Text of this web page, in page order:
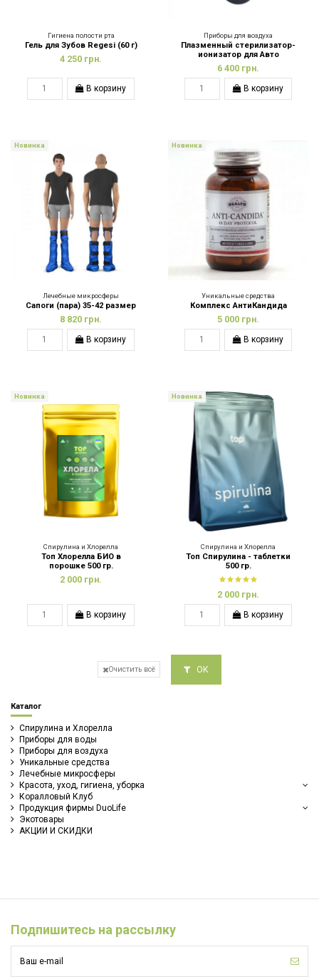
Гигиена полости рта
Гель для Зубов Regesi (60 г)
4 250 грн.
В корзину
Приборы для воздуха
Плазменный стерилизатор-
ионизатор для Авто
6 400 грн.
В корзину
Новинка
Лечебные микросферы
Сапоги (пара) 35-42 размер
8 820 грн.
В корзину
Новинка
Уникальные средства
Комплекс АнтиКандида
5 000 грн.
В корзину
Новинка
Спирулина и Хлорелла
Топ Хлорелла БИО в
порошке 500 гр.
2 000 грн.
В корзину
Новинка
Спирулина и Хлорелла
Топ Спирулина - таблетки
500 гр.
2 000 грн.
В корзину
Очистить всё ОК
Каталог
Спирулина и Хлорелла
Приборы для воды
Приборы для воздуха
Уникальные средства
Лечебные микросферы
Красота, уход, гигиена, уборка
Коралловый Клуб
Продукция фирмы DuoLife
Экотовары
АКЦИИ И СКИДКИ
Подпишитесь на рассылку